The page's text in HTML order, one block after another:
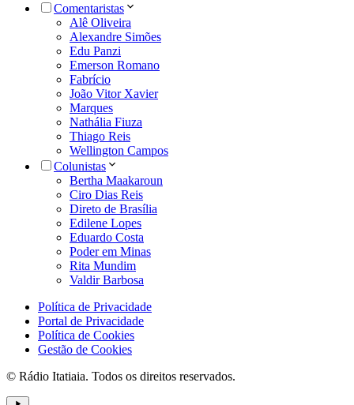
Comentaristas
Alê Oliveira
Alexandre Simões
Edu Panzi
Emerson Romano
Fabrício
João Vitor Xavier
Marques
Nathália Fiuza
Thiago Reis
Wellington Campos
Colunistas
Bertha Maakaroun
Ciro Dias Reis
Direto de Brasília
Edilene Lopes
Eduardo Costa
Poder em Minas
Rita Mundim
Valdir Barbosa
Política de Privacidade
Portal de Privacidade
Política de Cookies
Gestão de Cookies
© Rádio Itatiaia. Todos os direitos reservados.